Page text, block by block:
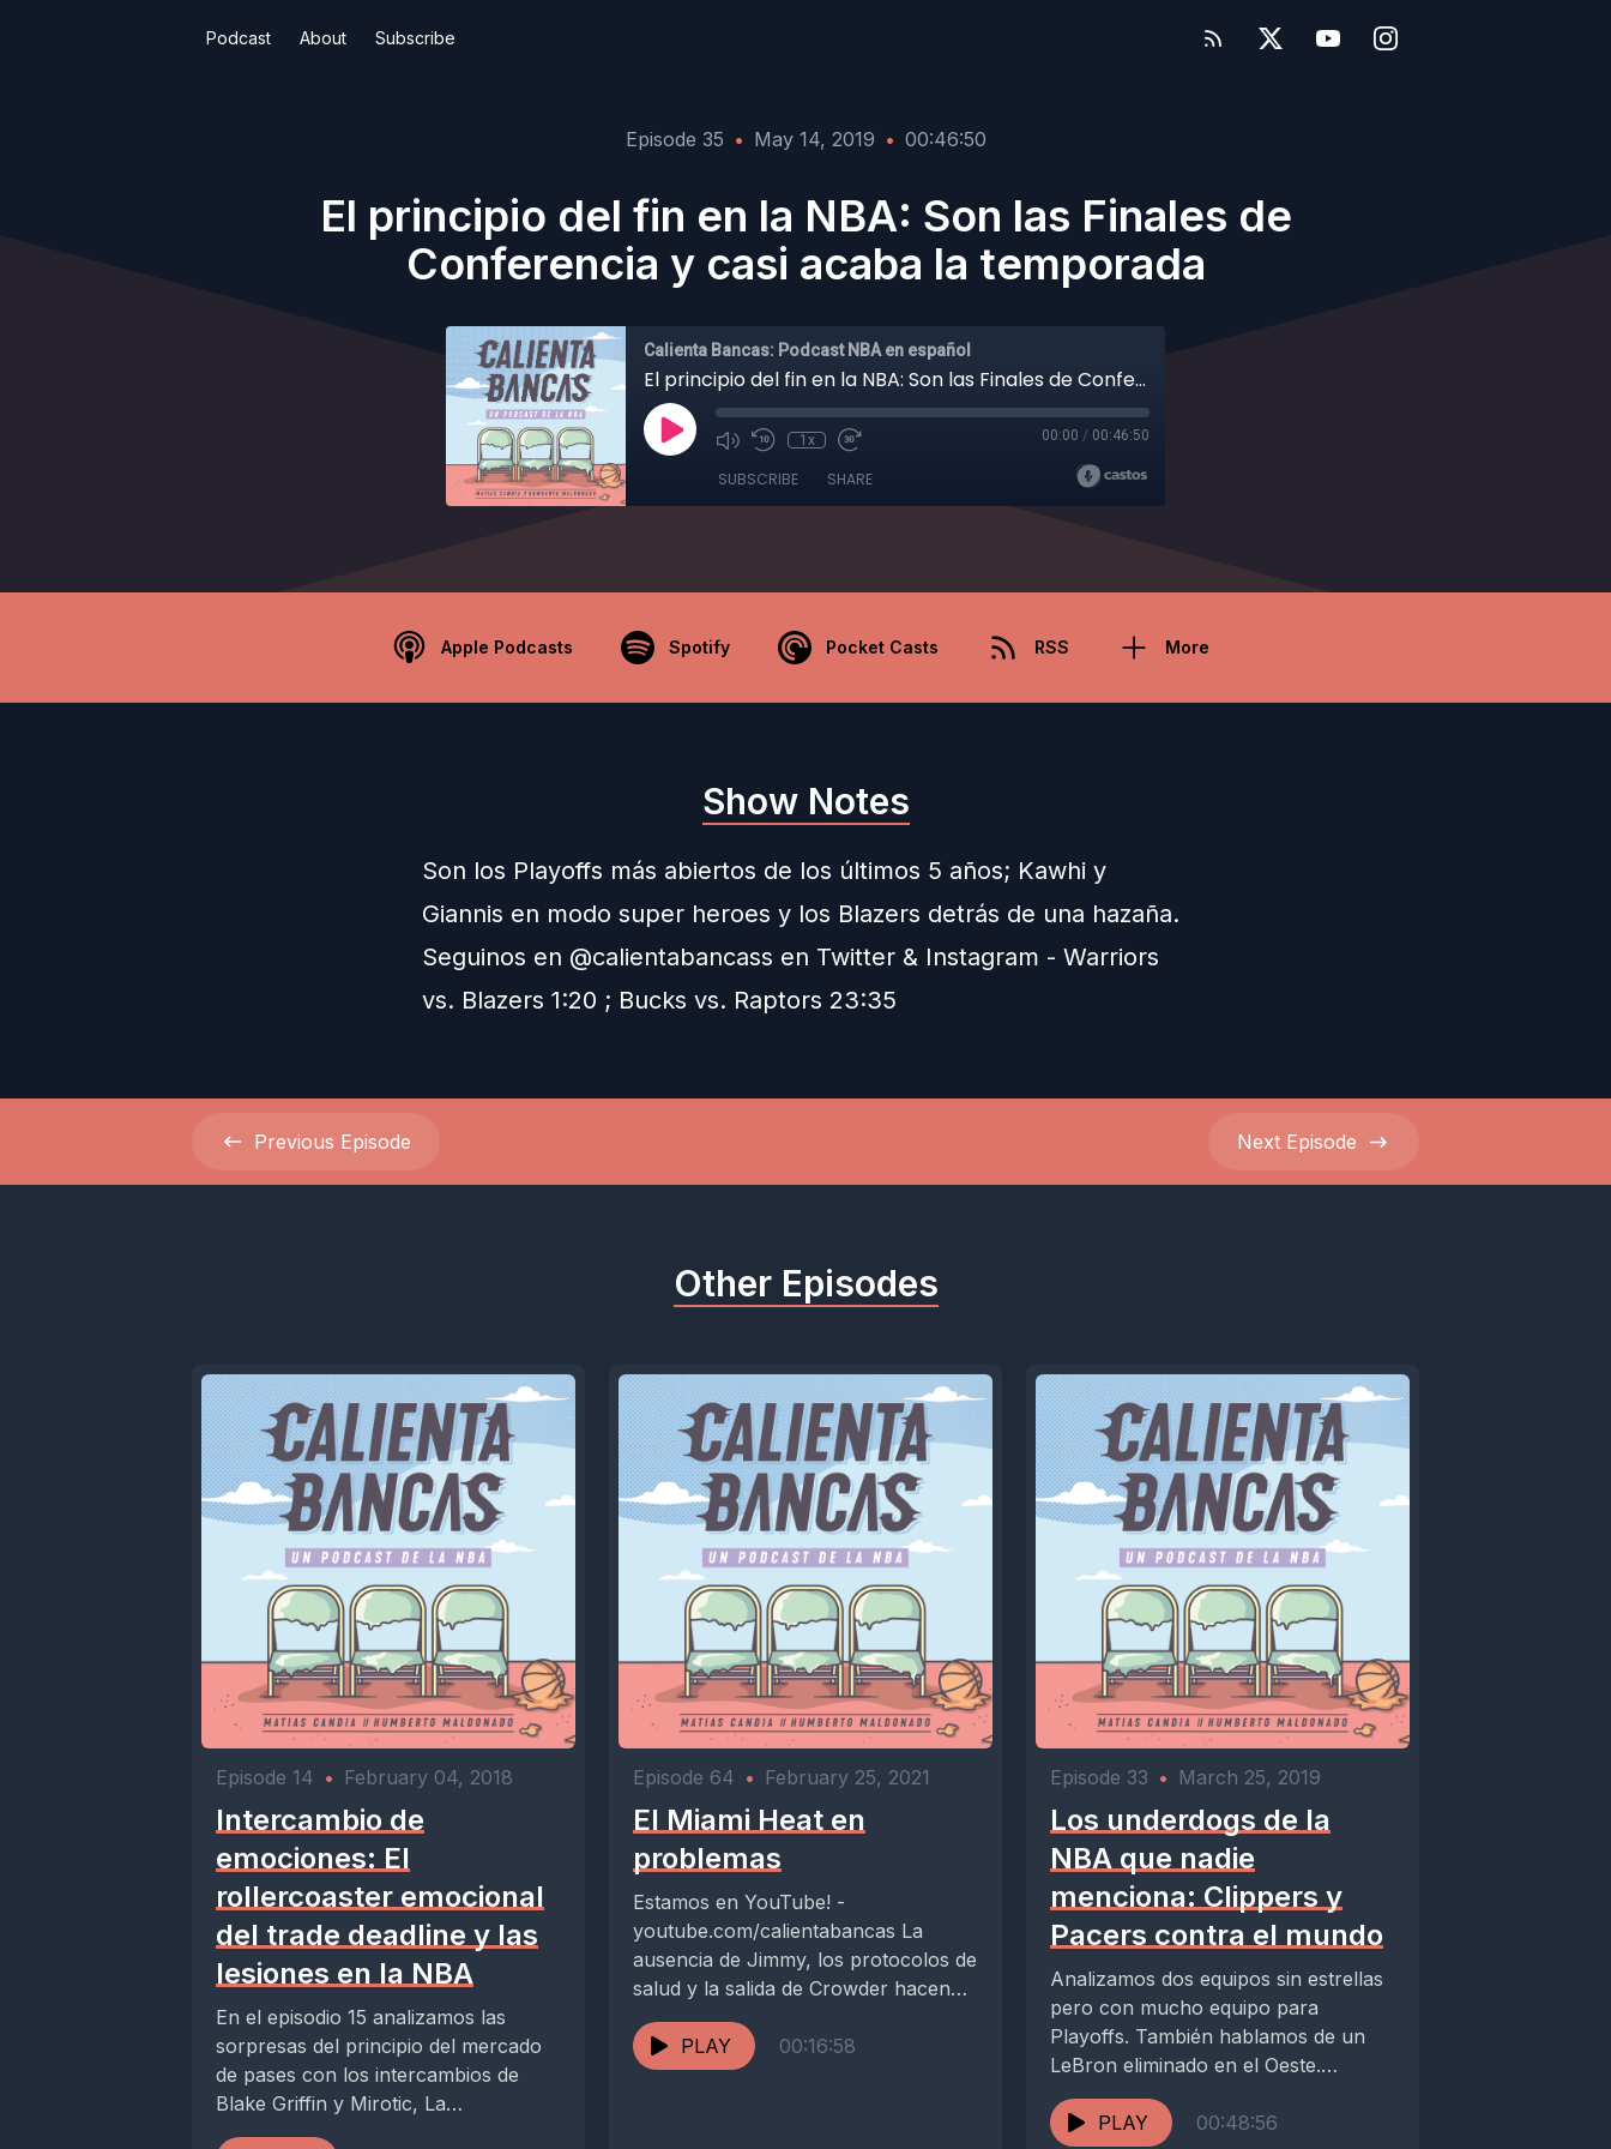
Podcast About Subscribe
Episode 35 • May 14, 2019 • 00:46:50
El principio del fin en la NBA: Son las Finales de
Conferencia y casi acaba la temporada
Calienta Bancas: Podcast NBA en español
El principio del fin en la NBA: Son las Finales de Conferencia y casi acaba la temporada
1x 00:00 / 00:46:50
SUBSCRIBE SHARE
Apple Podcasts Spotify Pocket Casts RSS More
Show Notes
Son los Playoffs más abiertos de los últimos 5 años; Kawhi y
Giannis en modo super heroes y los Blazers detrás de una hazaña.
Seguinos en @calientabancass en Twitter & Instagram - Warriors
vs. Blazers 1:20 ; Bucks vs. Raptors 23:35
Previous Episode Next Episode
Other Episodes
Episode 14 • February 04, 2018
Intercambio de
emociones: El
rollercoaster emocional
del trade deadline y las
lesiones en la NBA
En el episodio 15 analizamos las
sorpresas del principio del mercado
de pases con los intercambios de
Blake Griffin y Mirotic, La
incertidumbre de...
Episode 64 • February 25, 2021
El Miami Heat en
problemas
Estamos en YouTube! -
youtube.com/calientabancas La
ausencia de Jimmy, los protocolos de
salud y la salida de Crowder hacen
que Miami no pueda ajustarse...
PLAY
00:16:58
Episode 33 • March 25, 2019
Los underdogs de la
NBA que nadie
menciona: Clippers y
Pacers contra el mundo
Analizamos dos equipos sin estrellas
pero con mucho equipo para
Playoffs. También hablamos de un
LeBron eliminado en el Oeste.
Seguinos en @calientabancass en...
PLAY
00:48:56